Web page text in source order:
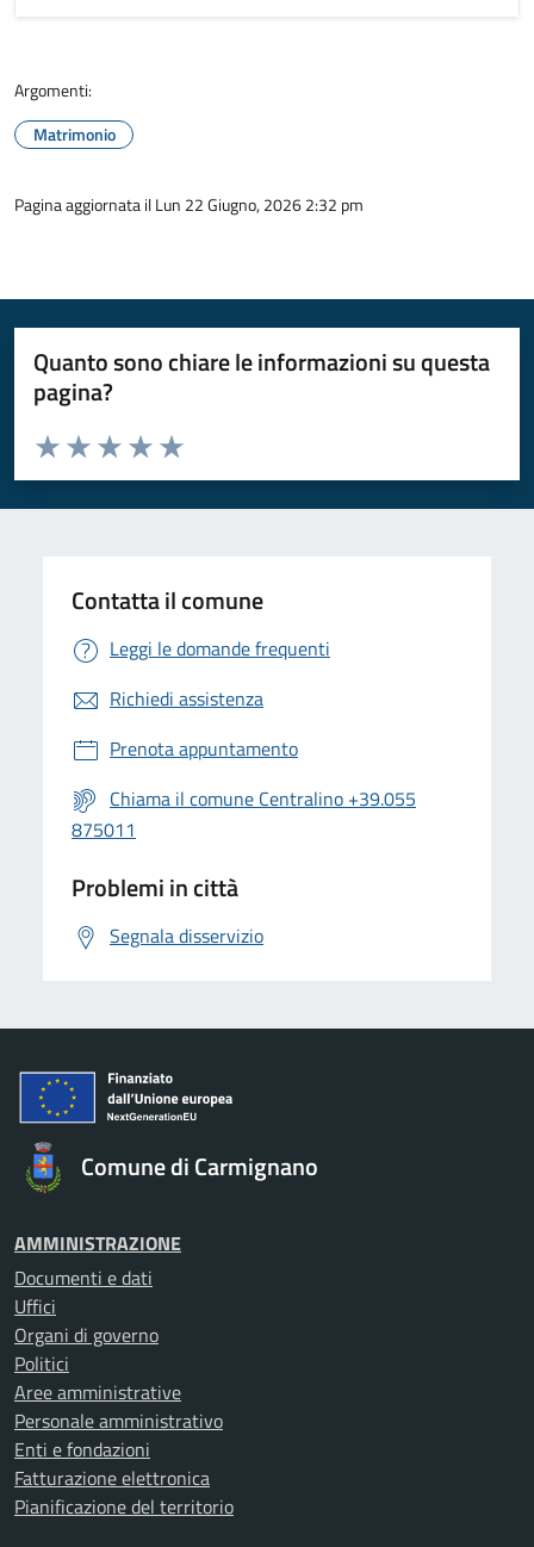
Argomenti:
Matrimonio
Pagina aggiornata il Lun 22 Giugno, 2026 2:32 pm
Quanto sono chiare le informazioni su questa
pagina?
Valuta da 1 a 5 stelle la pagina
Valuta 5 stelle su 5
Valuta 4 stelle su 5
Valuta 3 stelle su 5
Valuta 2 stelle su 5
Valuta 1 stelle su 5
Contatta il comune
Leggi le domande frequenti
Richiedi assistenza
Prenota appuntamento
Chiama il comune Centralino +39.055
875011
Problemi in città
Segnala disservizio
Comune di Carmignano
AMMINISTRAZIONE
Documenti e dati
Uffici
Organi di governo
Politici
Aree amministrative
Personale amministrativo
Enti e fondazioni
Fatturazione elettronica
Pianificazione del territorio